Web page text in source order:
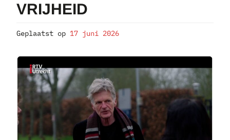
VRIJHEID
Geplaatst op 17 juni 2026